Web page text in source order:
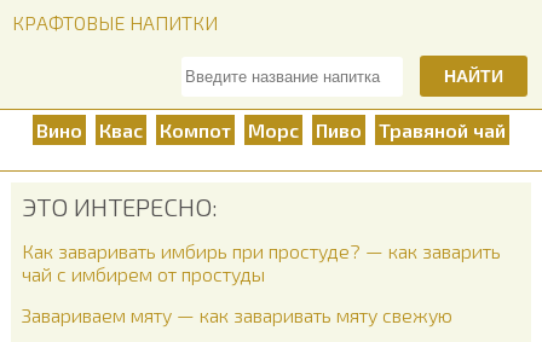
КРАФТОВЫЕ НАПИТКИ
НАЙТИ
Вино Квас Компот Морс Пиво Травяной чай
ЭТО ИНТЕРЕСНО:
Как заваривать имбирь при простуде? — как заварить
чай с имбирем от простуды
Завариваем мяту — как заваривать мяту свежую